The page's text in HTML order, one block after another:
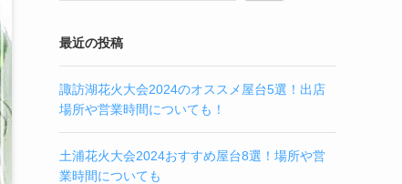
最近の投稿
諏訪湖花火大会2024のオススメ屋台5選！出店
場所や営業時間についても！
土浦花火大会2024おすすめ屋台8選！場所や営
業時間についても